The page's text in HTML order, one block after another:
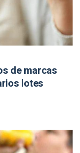
de marcas
lotes